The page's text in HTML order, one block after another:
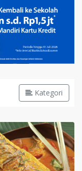
Kategori